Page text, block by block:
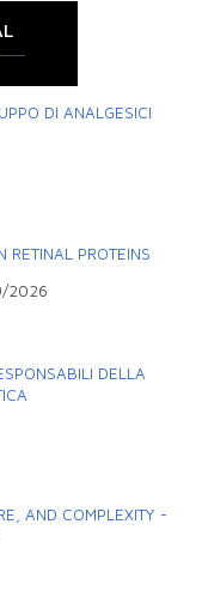
DI ANALGESICI
RETINAL PROTEINS
2026
DELLA
AND COMPLEXITY -